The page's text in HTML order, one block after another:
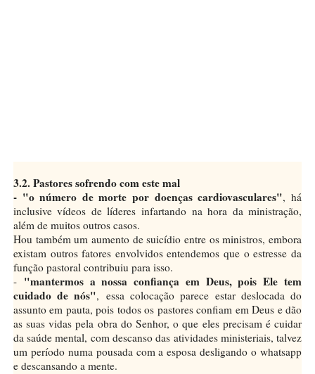
3.2. Pastores sofrendo com este mal
- "o número de morte por doenças cardiovasculares", há
inclusive vídeos de líderes infartando na hora da ministração,
além de muitos outros casos.
Hou também um aumento de suicídio entre os ministros, embora
existam outros fatores envolvidos entendemos que o estresse da
função pastoral contribuiu para isso.
- "mantermos a nossa confiança em Deus, pois Ele tem
cuidado de nós", essa colocação parece estar deslocada do
assunto em pauta, pois todos os pastores confiam em Deus e dão
as suas vidas pela obra do Senhor, o que eles precisam é cuidar
da saúde mental, com descanso das atividades ministeriais, talvez
um período numa pousada com a esposa desligando o whatsapp
e descansando a mente.